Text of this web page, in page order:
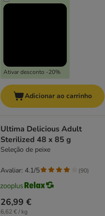
Ativar desconto -20%
Adicionar ao carrinho
Ultima Delicious Adult
Sterilized 48 x 85 g
Seleção de peixe
26,99 €
6,62 € / kg
Avaliar: 4.1/5 (90)